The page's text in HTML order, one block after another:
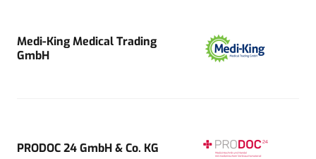
Medi-King Medical Trading
GmbH
PRODOC 24 GmbH & Co. KG